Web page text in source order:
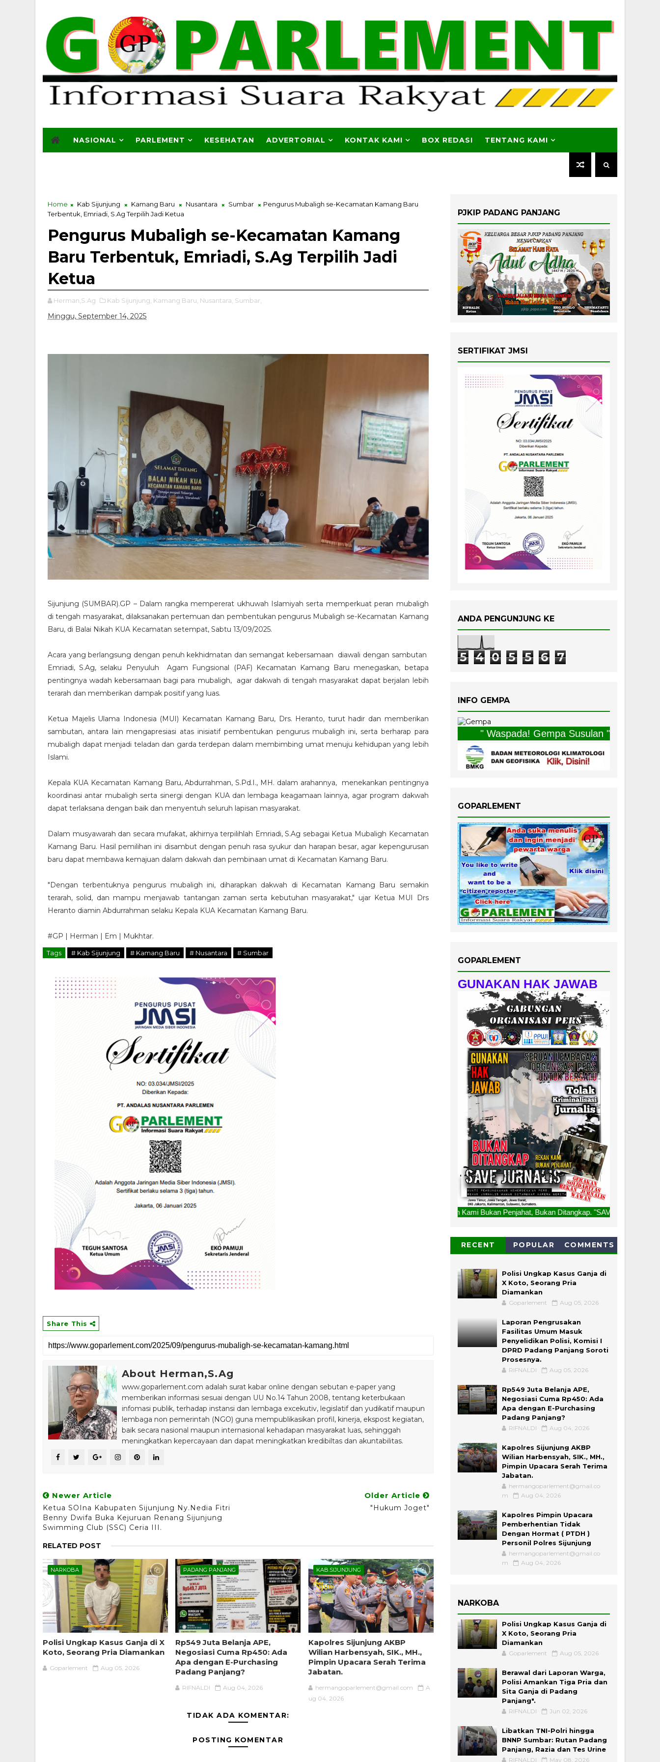
NASIONAL PARLEMENT KESEHATAN ADVERTORIAL KONTAK KAMI BOX REDASI TENTANG KAMI
Home Kab Sijunjung Kamang Baru Nusantara Sumbar
Pengurus Mubaligh se-Kecamatan Kamang Baru
Terbentuk, Emriadi, S.Ag Terpilih Jadi Ketua
Pengurus Mubaligh se-Kecamatan Kamang
Baru Terbentuk, Emriadi, S.Ag Terpilih Jadi
Ketua
Herman,S.Ag Kab Sijunjung, Kamang Baru, Nusantara, Sumbar,
Minggu, September 14, 2025
Sijunjung (SUMBAR).GP – Dalam rangka mempererat ukhuwah Islamiyah serta memperkuat peran mubaligh
di tengah masyarakat, dilaksanakan pertemuan dan pembentukan pengurus Mubaligh se-Kecamatan Kamang
Baru, di Balai Nikah KUA Kecamatan setempat, Sabtu 13/09/2025.
Acara yang berlangsung dengan penuh kekhidmatan dan semangat kebersamaan diawali dengan sambutan
Emriadi, S.Ag, selaku Penyuluh Agam Fungsional (PAF) Kecamatan Kamang Baru menegaskan, betapa
pentingnya wadah kebersamaan bagi para mubaligh, agar dakwah di tengah masyarakat dapat berjalan lebih
terarah dan memberikan dampak positif yang luas.
Ketua Majelis Ulama Indonesia (MUI) Kecamatan Kamang Baru, Drs. Heranto, turut hadir dan memberikan
sambutan, antara lain mengapresiasi atas inisiatif pembentukan pengurus mubaligh ini, serta berharap para
mubaligh dapat menjadi teladan dan garda terdepan dalam membimbing umat menuju kehidupan yang lebih
Islami.
Kepala KUA Kecamatan Kamang Baru, Abdurrahman, S.Pd.I., MH. dalam arahannya, menekankan pentingnya
koordinasi antar mubaligh serta sinergi dengan KUA dan lembaga keagamaan lainnya, agar program dakwah
dapat terlaksana dengan baik dan menyentuh seluruh lapisan masyarakat.
Dalam musyawarah dan secara mufakat, akhirnya terpilihlah Emriadi, S.Ag sebagai Ketua Mubaligh Kecamatan
Kamang Baru. Hasil pemilihan ini disambut dengan penuh rasa syukur dan harapan besar, agar kepengurusan
baru dapat membawa kemajuan dalam dakwah dan pembinaan umat di Kecamatan Kamang Baru.
"Dengan terbentuknya pengurus mubaligh ini, diharapkan dakwah di Kecamatan Kamang Baru semakin
terarah, solid, dan mampu menjawab tantangan zaman serta kebutuhan masyarakat," ujar Ketua MUI Drs
Heranto diamin Abdurrahman selaku Kepala KUA Kecamatan Kamang Baru.
#GP | Herman | Em | Mukhtar.
Tags # Kab Sijunjung # Kamang Baru # Nusantara # Sumbar
Share This
About Herman,S.Ag
www.goparlement.com adalah surat kabar online dengan sebutan e-paper yang
memberikan informasi sesuai dengan UU No.14 Tahun 2008, tentang keterbukaan
infomasi publik, terhadap instansi dan lembaga excekutiv, legislatif dan yudikatif maupun
lembaga non pemerintah (NGO) guna mempublikasikan profil, kinerja, ekspost kegiatan,
baik secara nasional maupun internasional kehadapan masyarakat luas, sehinggah
meningkatkan kepercayaan dan dapat meningkatkan kredibiltas dan akuntabilitas.
Newer Article
Ketua SOIna Kabupaten Sijunjung Ny.Nedia Fitri
Benny Dwifa Buka Kejuruan Renang Sijunjung
Swimming Club (SSC) Ceria III.
Older Article
"Hukum Joget"
RELATED POST
NARKOBA
Polisi Ungkap Kasus Ganja di X
Koto, Seorang Pria Diamankan
Goparlement Aug 05, 2026
PADANG PANJANG
Rp549 Juta Belanja APE,
Negosiasi Cuma Rp450: Ada
Apa dengan E-Purchasing
Padang Panjang?
RIFNALDI Aug 04, 2026
KAB.SIJUNJUNG
Kapolres Sijunjung AKBP
Wilian Harbensyah, SIK., MH.,
Pimpin Upacara Serah Terima
Jabatan.
hermangoparlement@gmail.com
A
ug 04, 2026
TIDAK ADA KOMENTAR:
POSTING KOMENTAR
PJKIP PADANG PANJANG
SERTIFIKAT JMSI
ANDA PENGUNJUNG KE
5 4 0 5 5 6 7
INFO GEMPA
" Waspada! Gempa Susulan "
GOPARLEMENT
GOPARLEMENT
GUNAKAN HAK JAWAB
SERUAN LEMBAGA & ORGANISASI PERS UNTUK BERSATU. "Tolak Kriminalisasi Jurnalis, Rekan Kami Bukan Penjahat, Bukan Ditangkap. "SAVE JURNALIS" Salam Redaksi
RECENT POPULAR COMMENTS
Polisi Ungkap Kasus Ganja di
X Koto, Seorang Pria
Diamankan
Goparlement Aug 05, 2026
Laporan Pengrusakan
Fasilitas Umum Masuk
Penyelidikan Polisi, Komisi I
DPRD Padang Panjang Soroti
Prosesnya.
RIFNALDI Aug 05, 2026
Rp549 Juta Belanja APE,
Negosiasi Cuma Rp450: Ada
Apa dengan E-Purchasing
Padang Panjang?
RIFNALDI Aug 04, 2026
Kapolres Sijunjung AKBP
Wilian Harbensyah, SIK., MH.,
Pimpin Upacara Serah Terima
Jabatan.
hermangoparlement@gmail.co
m
Aug 04, 2026
Kapolres Pimpin Upacara
Pemberhentian Tidak
Dengan Hormat ( PTDH )
Personil Polres Sijunjung
hermangoparlement@gmail.co
m
Aug 04, 2026
NARKOBA
Polisi Ungkap Kasus Ganja di
X Koto, Seorang Pria
Diamankan
Goparlement Aug 05, 2026
Berawal dari Laporan Warga,
Polisi Amankan Tiga Pria dan
Sita Ganja di Padang
Panjang".
RIFNALDI Jun 02, 2026
Libatkan TNI-Polri hingga
BNNP Sumbar: Rutan Padang
Panjang, Razia dan Tes Urine
RIFNALDI May 08, 2026